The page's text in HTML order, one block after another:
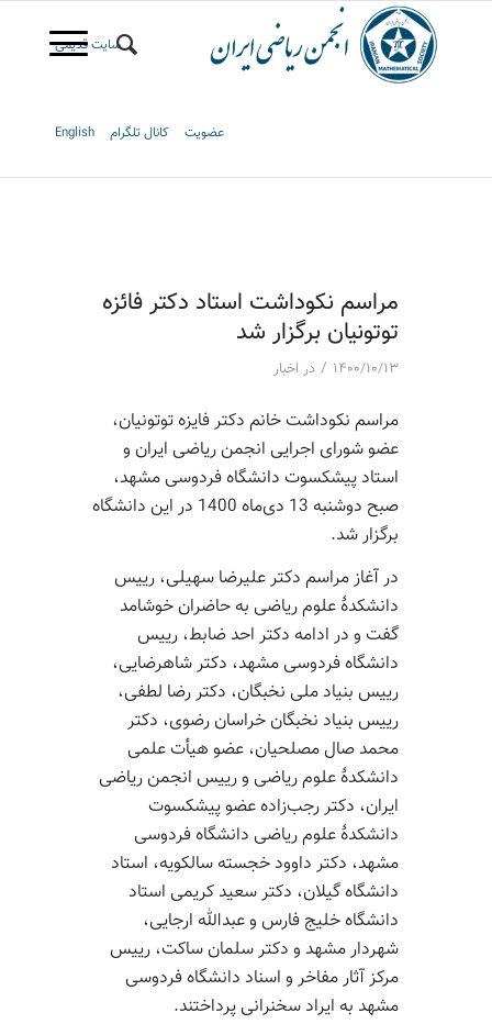
سایت قدیمی
عضویت کانال تلگرام English
مراسم نکوداشت استاد دکتر فائزه
توتونیان برگزار شد
۱۴۰۰/۱۰/۱۳ / در اخبار
مراسم نکوداشت خانم دکتر فایزه توتونیان،
عضو شورای اجرایی انجمن ریاضی ایران و
استاد پیشکسوت دانشگاه فردوسی مشهد،
صبح دوشنبه 13 دی‌ماه 1400 در این دانشگاه
برگزار شد.
در آغاز مراسم دکتر علیرضا سهیلی، رییس
دانشکدۀ علوم ریاضی به حاضران خوشامد
گفت و در ادامه دکتر احد ضابط، رییس
دانشگاه فردوسی مشهد، دکتر شاهرضایی،
رییس بنیاد ملی نخبگان، دکتر رضا لطفی،
رییس بنیاد نخبگان خراسان رضوی، دکتر
محمد صال مصلحیان، عضو هیأت علمی
دانشکدۀ علوم ریاضی و رییس انجمن ریاضی
ایران، دکتر رجب‌زاده عضو پیشکسوت
دانشکدۀ علوم ریاضی دانشگاه فردوسی
مشهد، دکتر داوود خجسته سالکویه، استاد
دانشگاه گیلان، دکتر سعید کریمی استاد
دانشگاه خلیج فارس و عبدالله ارجایی،
شهردار مشهد و دکتر سلمان ساکت، رییس
مرکز آثار مفاخر و اسناد دانشگاه فردوسی
مشهد به ایراد سخنرانی پرداختند.